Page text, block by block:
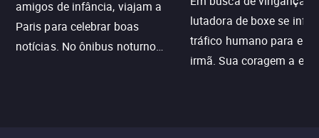
amigos de infância, viajam a
Paris para celebrar boas
notícias. No ônibus noturno
lutadora de boxe se
tráfico humano para
irmã. Sua coragem a